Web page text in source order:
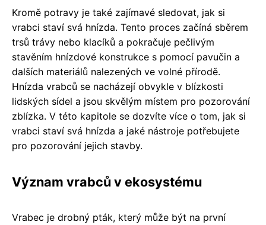
Kromě potravy je také zajímavé sledovat, jak si
vrabci staví svá hnízda. Tento proces začíná sběrem
trsů trávy nebo klacíků a pokračuje pečlivým
stavěním hnízdové konstrukce s pomocí pavučin a
dalších materiálů nalezených ve volné přírodě.
Hnízda vrabců se nacházejí obvykle v blízkosti
lidských sídel a jsou skvělým místem pro pozorování
zblízka. V této kapitole se dozvíte více o tom, jak si
vrabci staví svá hnízda a jaké nástroje potřebujete
pro pozorování jejich stavby.
Význam vrabců v ekosystému
Vrabec je drobný pták, který může být na první